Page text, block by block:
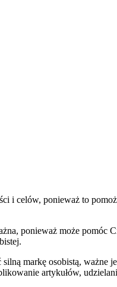
i celów, ponieważ to
ponieważ może
markę osobistą, ważne
artykułów,